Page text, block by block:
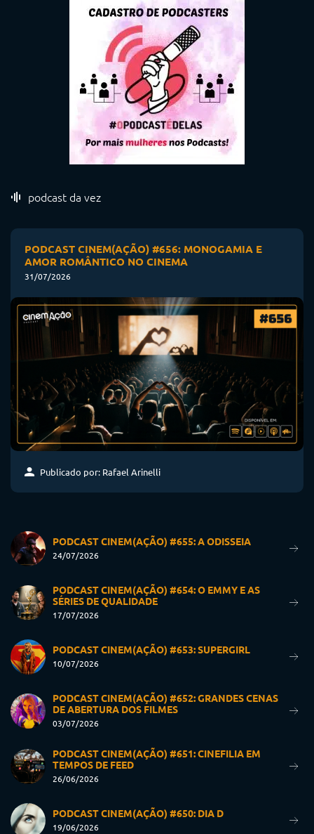
podcast da vez
PODCAST CINEM(AÇÃO) #656: MONOGAMIA E
AMOR ROMÂNTICO NO CINEMA
31/07/2026
Publicado por: Rafael Arinelli
PODCAST CINEM(AÇÃO) #655: A ODISSEIA
24/07/2026
PODCAST CINEM(AÇÃO) #654: O EMMY E AS
SÉRIES DE QUALIDADE
17/07/2026
PODCAST CINEM(AÇÃO) #653: SUPERGIRL
10/07/2026
PODCAST CINEM(AÇÃO) #652: GRANDES CENAS
DE ABERTURA DOS FILMES
03/07/2026
PODCAST CINEM(AÇÃO) #651: CINEFILIA EM
TEMPOS DE FEED
26/06/2026
PODCAST CINEM(AÇÃO) #650: DIA D
19/06/2026